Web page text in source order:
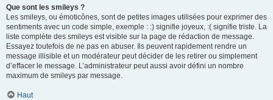
Que sont les smileys ?
Les smileys, ou émoticônes, sont de petites images utilisées pour exprimer des
sentiments avec un code simple, exemple : :) signifie joyeux, :( signifie triste. La
liste complète des smileys est visible sur la page de rédaction de message.
Essayez toutefois de ne pas en abuser. Ils peuvent rapidement rendre un
message illisible et un modérateur peut décider de les retirer ou simplement
d’effacer le message. L’administrateur peut aussi avoir défini un nombre
maximum de smileys par message.
Haut